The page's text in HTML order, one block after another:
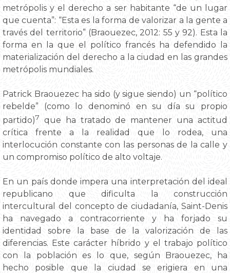
metrópolis y el derecho a ser habitante “de un lugar
que cuenta”: “Esta es la forma de valorizar a la gente a
través del territorio” (Braouezec, 2012: 55 y 92). Esta la
forma en la que el político francés ha defendido la
materialización del derecho a la ciudad en las grandes
metrópolis mundiales.
Patrick Braouezec ha sido (y sigue siendo) un “político
rebelde” (como lo denominó en su día su propio
partido)7
que ha tratado de mantener una actitud
crítica frente a la realidad que lo rodea, una
interlocución constante con las personas de la calle y
un compromiso político de alto voltaje.
En un país donde impera una interpretación del ideal
republicano que dificulta la construcción
intercultural del concepto de ciudadanía, Saint-Denis
ha navegado a contracorriente y ha forjado su
identidad sobre la base de la valorización de las
diferencias. Este carácter híbrido y el trabajo político
con la población es lo que, según Braouezec, ha
hecho posible que la ciudad se erigiera en una